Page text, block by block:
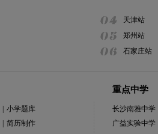
天津站
郑州站
石家庄站
小学题库
简历制作
重点中学
长沙南雅中学
广益实验中学